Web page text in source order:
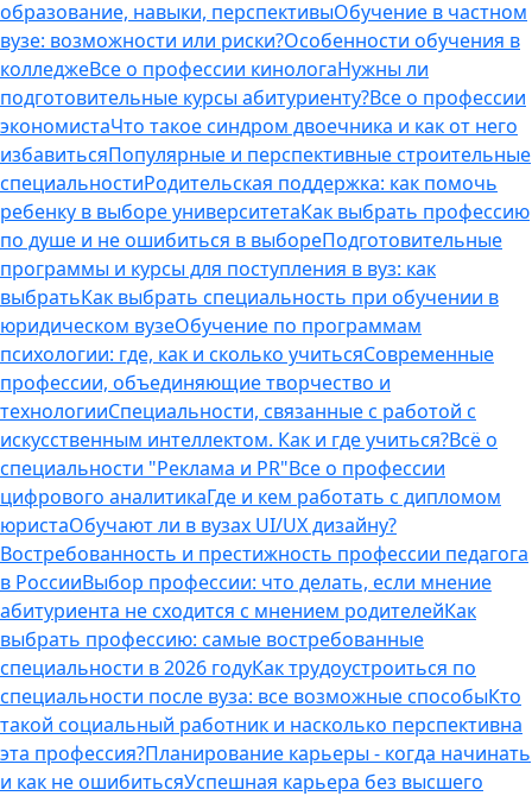
образование, навыки, перспективыОбучение в частном
вузе: возможности или риски?Особенности обучения в
колледжеВсе о профессии кинологаНужны ли
подготовительные курсы абитуриенту?Все о профессии
экономистаЧто такое синдром двоечника и как от него
избавитьсяПопулярные и перспективные строительные
специальностиРодительская поддержка: как помочь
ребенку в выборе университетаКак выбрать профессию
по душе и не ошибиться в выбореПодготовительные
программы и курсы для поступления в вуз: как
выбратьКак выбрать специальность при обучении в
юридическом вузеОбучение по программам
психологии: где, как и сколько учитьсяСовременные
профессии, объединяющие творчество и
технологииСпециальности, связанные с работой с
искусственным интеллектом. Как и где учиться?Всё о
специальности "Реклама и PR"Все о профессии
цифрового аналитикаГде и кем работать с дипломом
юристаОбучают ли в вузах UI/UX дизайну?
Востребованность и престижность профессии педагога
в РоссииВыбор профессии: что делать, если мнение
абитуриента не сходится с мнением родителейКак
выбрать профессию: самые востребованные
специальности в 2026 годуКак трудоустроиться по
специальности после вуза: все возможные способыКто
такой социальный работник и насколько перспективна
эта профессия?Планирование карьеры - когда начинать
и как не ошибитьсяУспешная карьера без высшего